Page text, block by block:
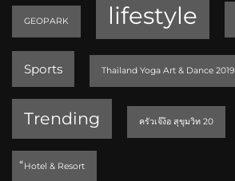
GEOPARK lifestyle
Sports Thailand Yoga Art & Dance 2019
Trending ครัวเจ๊ง้อ สุขุมวิท 20
็Hotel & Resort